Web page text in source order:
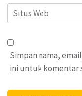
Situs
Web
Simpan nama,
ini untuk komentar